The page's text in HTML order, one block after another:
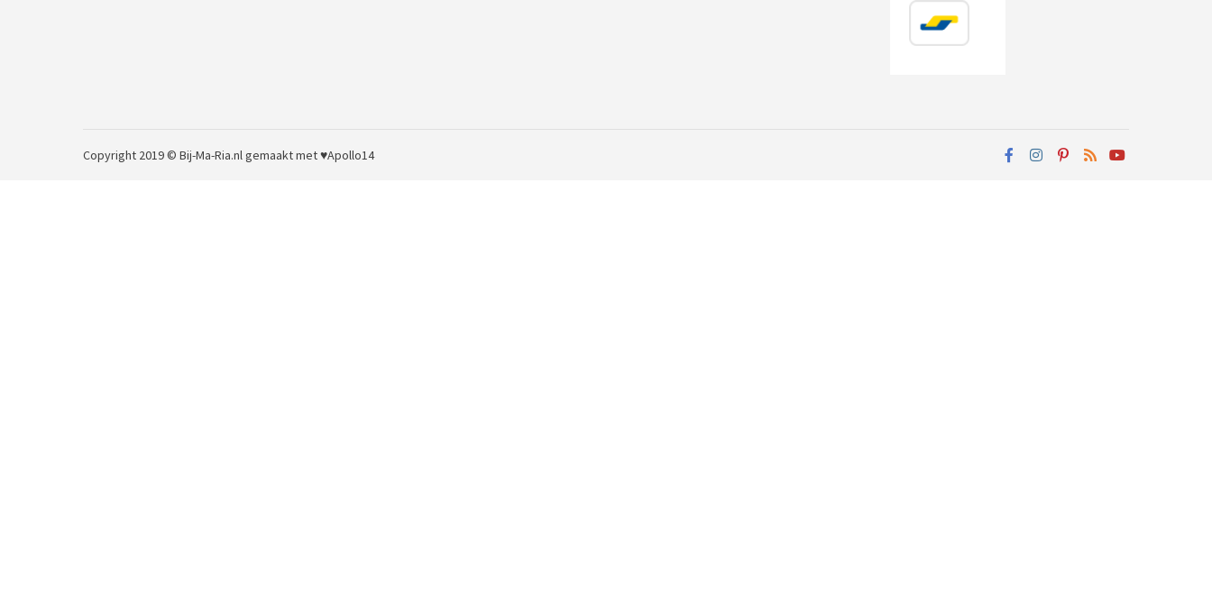
Copyright 2019 © Bij-Ma-Ria.nlgemaakt met ♥Apollo14